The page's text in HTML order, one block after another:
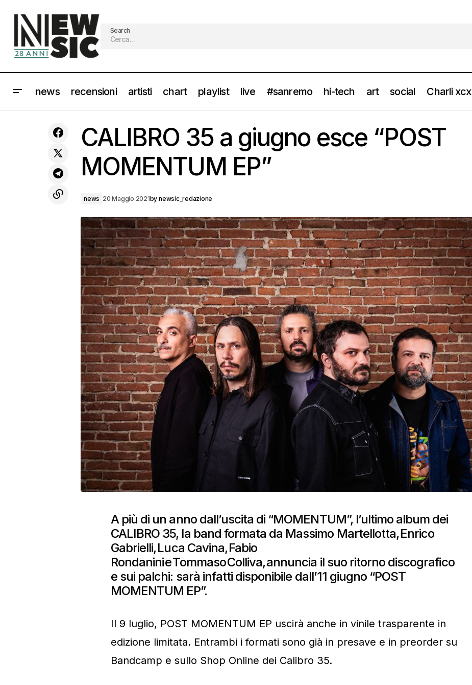
Search
news recensioni artisti chart playlist live #sanremo hi-tech art social Charli xcx
"Prima che faccia notte"
news CALIBRO 35 a giugno esce “POST MOMENTUM EP”
CALIBRO 35 a giugno esce “POST
MOMENTUM EP”
news 20 Maggio 2021by newsic_redazione
A più di un anno dall’uscita di “MOMENTUM”, l’ultimo album dei
CALIBRO 35, la band formata da Massimo Martellotta, Enrico
Gabrielli, Luca Cavina, Fabio
Rondanini e Tommaso Colliva, annuncia il suo ritorno discografico
e sui palchi: sarà infatti disponibile dall’11 giugno “POST
MOMENTUM EP”.
Il 9 luglio, POST MOMENTUM EP uscirà anche in vinile trasparente in
edizione limitata. Entrambi i formati sono già in presave e in preorder su
Bandcamp e sullo Shop Online dei Calibro 35.